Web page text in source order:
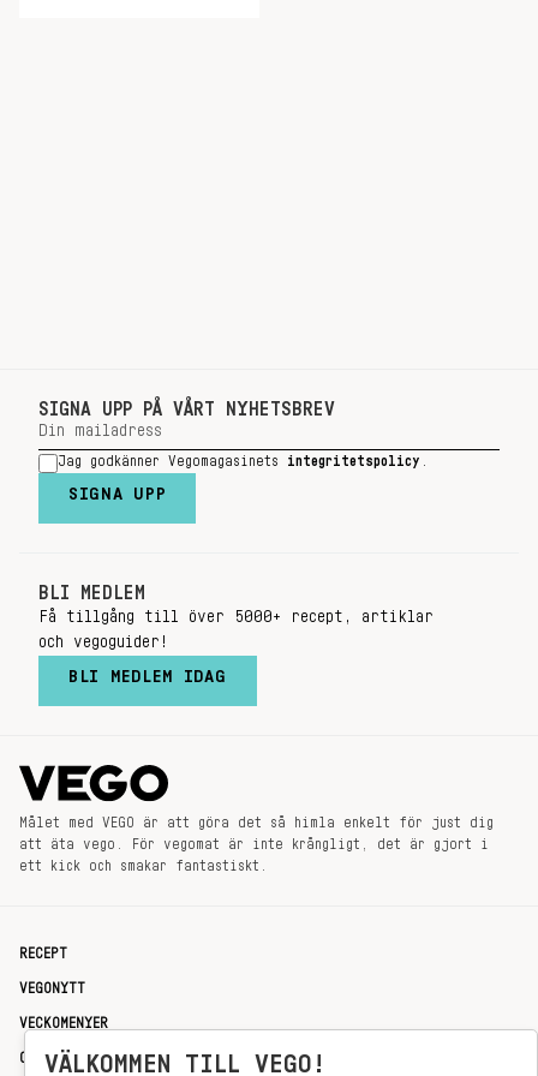
SIGNA UPP PÅ VÅRT NYHETSBREV
Jag godkänner Vegomagasinets integritetspolicy
SIGNA UPP
BLI MEDLEM
Få tillgång till över 5000+ recept, artiklar
och vegoguider!
BLI MEDLEM IDAG
Målet med VEGO är att göra det så himla enkelt för just dig
att äta vego. För vegomat är inte krångligt, det är gjort i
ett kick och smakar fantastiskt.
RECEPT
VEGONYTT
VECKOMENYER
OM OSSVÄLKOMMEN TILL VEGO!